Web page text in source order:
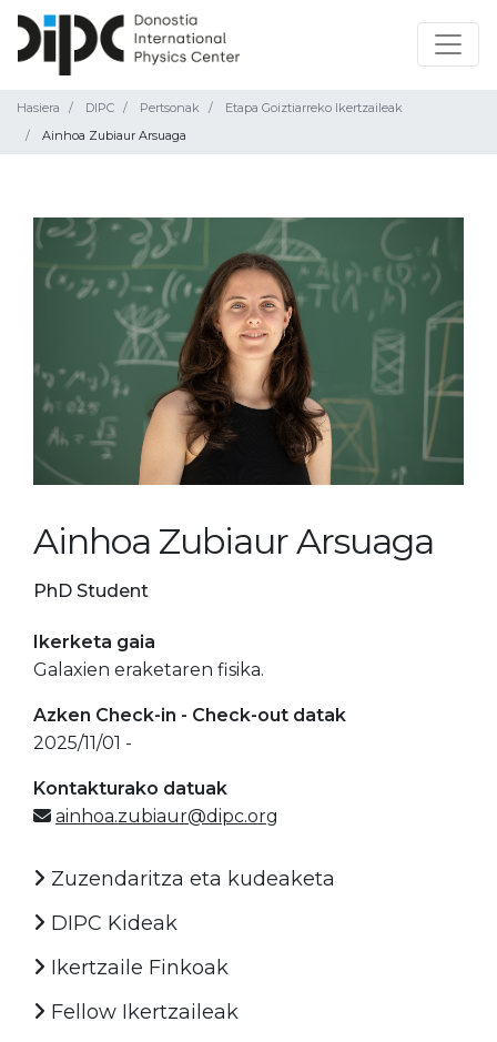
Hasiera DIPC Pertsonak
Etapa Goiztiarreko Ikertzaileak
Ainhoa Zubiaur Arsuaga
Ainhoa Zubiaur Arsuaga
PhD Student
Ikerketa gaia
Galaxien eraketaren fisika.
Azken Check-in - Check-out datak
2025/11/01 -
Kontakturako datuak
ainhoa.zubiaur@dipc.org
Zuzendaritza eta kudeaketa
DIPC Kideak
Ikertzaile Finkoak
Fellow Ikertzaileak